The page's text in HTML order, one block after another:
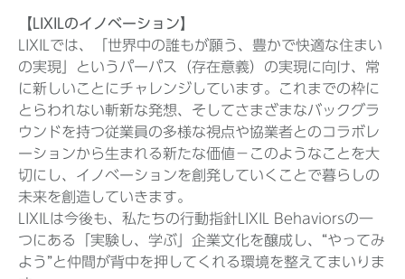
【LIXILのイノベーション】
LIXILでは、「世界中の誰もが願う、豊かで快適な住まい
の実現」というパーパス（存在意義）の実現に向け、常
に新しいことにチャレンジしています。これまでの枠に
とらわれない斬新な発想、そしてさまざまなバックグラ
ウンドを持つ従業員の多様な視点や協業者とのコラボレ
ーションから生まれる新たな価値－このようなことを大
切にし、イノベーションを創発していくことで暮らしの
未来を創造していきます。
LIXILは今後も、私たちの行動指針LIXIL Behaviorsの一
つにある「実験し、学ぶ」企業文化を醸成し、“やってみ
よう”と仲間が背中を押してくれる環境を整えてまいりま